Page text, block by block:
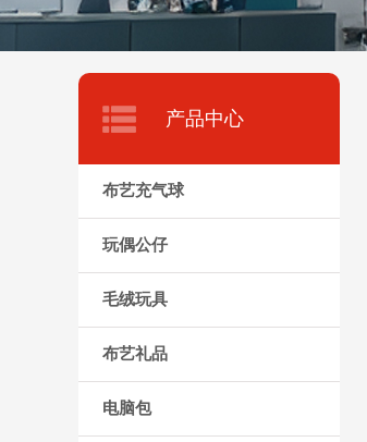
产品中心
布艺充气球
玩偶公仔
毛绒玩具
布艺礼品
电脑包